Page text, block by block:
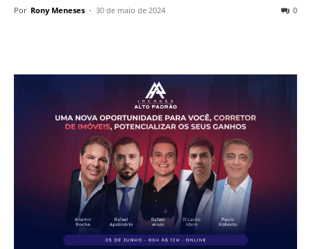
Por Rony Meneses - 30 de maio de 2024 0